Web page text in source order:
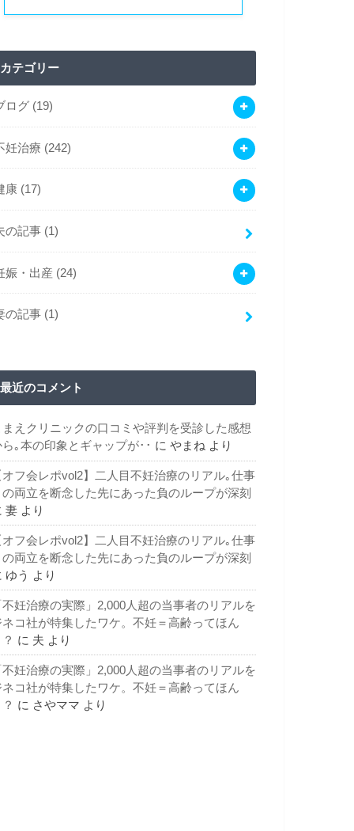
カテゴリー
ログ (19)
妊治療 (242)
康 (17)
の記事 (1)
娠・出産 (24)
の記事 (1)
最近のコメント
まえクリニックの口コミや評判を受診した感想
ら｡本の印象とギャップが･･ に やまね より
オフ会レポvol2】二人目不妊治療のリアル｡仕事
の両立を断念した先にあった負のループが深刻
妻 より
オフ会レポvol2】二人目不妊治療のリアル｡仕事
の両立を断念した先にあった負のループが深刻
ゆう より
不妊治療の実際」2,000人超の当事者のリアルを
ネコ社が特集したワケ。不妊＝高齢ってほん
に 夫 より
不妊治療の実際」2,000人超の当事者のリアルを
ネコ社が特集したワケ。不妊＝高齢ってほん
に さやママ より